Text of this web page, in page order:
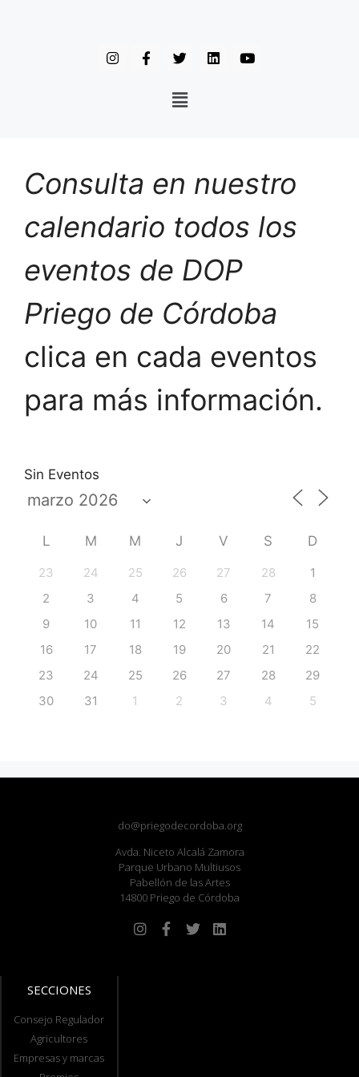
Consulta en nuestro
calendario todos los
eventos de DOP
Priego de Córdoba
clica en cada eventos
para más información.
Sin Eventos
L M M J V S D
23 24 25 26 27 28
1
2
3 4 5 6 7
8
9
10 11 12 13 14
15
16
17 18 19 20 21
22
23
24 25 26 27 28
29
30
31 1 2 3 4 5
do@priegodecordoba.org
Avda. Niceto Alcalá Zamora
Parque Urbano Multiusos
Pabellón de las Artes
14800 Priego de Córdoba
SECCIONES
Consejo Regulador
Agricultores
Empresas y marcas